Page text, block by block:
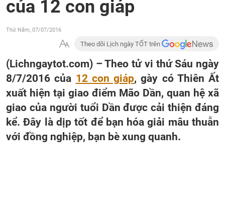
của 12 con giáp
Thứ Năm, 07/07/2016
Theo dõi Lịch ngày TỐT trên
(Lichngaytot.com) – Theo tử vi thứ Sáu ngày
8/7/2016 của 12 con giáp, gày có Thiên Ất
xuất hiện tại giao điểm Mão Dần, quan hệ xã
giao của người tuổi Dần được cải thiện đáng
kể. Đây là dịp tốt để bạn hóa giải mâu thuẫn
với đồng nghiệp, bạn bè xung quanh.